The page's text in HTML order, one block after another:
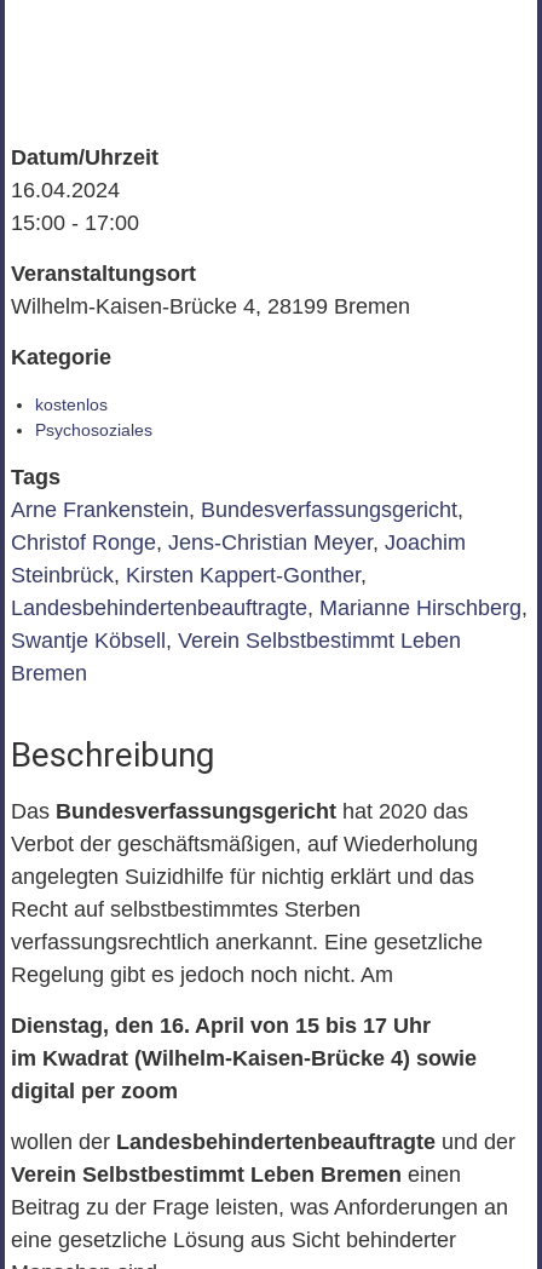
Datum/Uhrzeit
16.04.2024
15:00 - 17:00
Veranstaltungsort
Wilhelm-Kaisen-Brücke 4, 28199 Bremen
Kategorie
kostenlos
Psychosoziales
Tags
Arne Frankenstein, Bundesverfassungsgericht,
Christof Ronge, Jens-Christian Meyer, Joachim
Steinbrück, Kirsten Kappert-Gonther,
Landesbehindertenbeauftragte, Marianne Hirschberg,
Swantje Köbsell , Verein Selbstbestimmt Leben
Bremen
Beschreibung
Das Bundesverfassungsgerichthat 2020 das
Verbot der geschäftsmäßigen, auf Wiederholung
angelegten Suizidhilfe für nichtig erklärt und das
Recht auf selbstbestimmtes Sterben
verfassungsrechtlich anerkannt. Eine gesetzliche
Regelung gibt es jedoch noch nicht. Am
Dienstag, den 16. April von 15 bis 17 Uhr
im Kwadrat (Wilhelm-Kaisen-Brücke 4) sowie
digital per zoom
wollen der Landesbehindertenbeauftragteund der
Verein Selbstbestimmt Leben Bremen einen
Beitrag zu der Frage leisten, was Anforderungen an
eine gesetzliche Lösung aus Sicht behinderter